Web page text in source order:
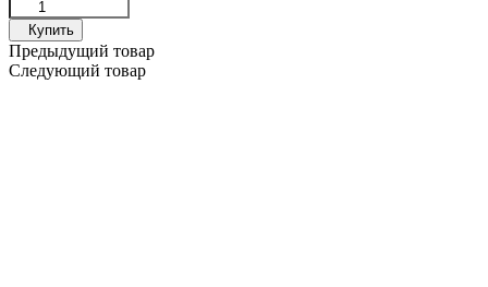
Купить
Предыдущий товар
Следующий товар